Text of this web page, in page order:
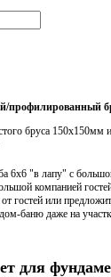
профилированный
бруса
6х6 "в лапу" с
компанией
гостей или
баню даже на
для